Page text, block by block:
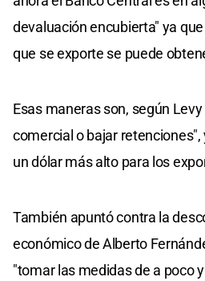
devaluación encubierta" ya
que se exporte se puede
Esas maneras son, según
comercial o bajar
un dólar más alto para los
También apuntó contra la
económico de Alberto
"tomar las medidas de a poco